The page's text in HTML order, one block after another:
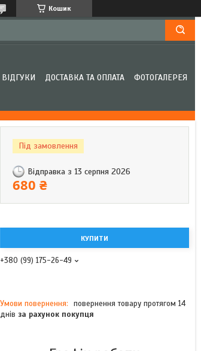
Кошик
ВІДГУКИ ДОСТАВКА ТА ОПЛАТА ФОТОГАЛЕРЕЯ
Під замовлення
Відправка з 13 серпня 2026
680 ₴
КУПИТИ
+380 (99) 175-26-49
повернення товару протягом 14
днів за рахунок покупця